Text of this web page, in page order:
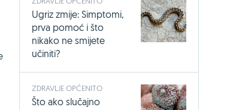
Ugriz zmije: Simptomi,
prva pomoć i što
nikako ne smijete
učiniti?
ZDRAVLJE OPĆENITO
Što ako slučajno